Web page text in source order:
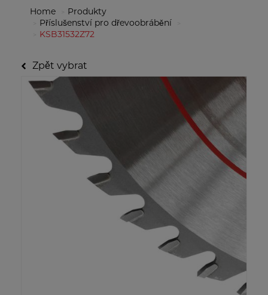
Home
Produkty
Příslušenství pro dřevoobrábění
KSB31532Z72
Zpět vybrat